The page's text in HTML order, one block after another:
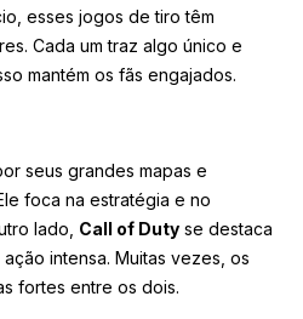
esses jogos de tiro têm
Cada um traz algo único e
mantém os fãs engajados.
seus grandes mapas e
foca na estratégia e no
lado, Call of Duty se destaca
intensa. Muitas vezes, os
fortes entre os dois.